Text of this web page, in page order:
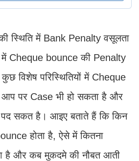
स्थिति में Bank Penalty वसूलता
Cheque bounce की Penalty
विशेष परिस्थितियों में Cheque
पर Case भी हो सकता है और
सकत है। आइए बताते हैं कि किन
होता है, ऐसे में कितना
है और कब मुकदमे की नौबत आती